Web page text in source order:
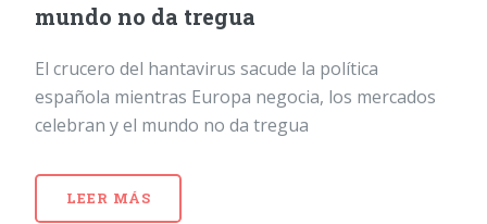
mundo no da tregua
El crucero del hantavirus sacude la política
española mientras Europa negocia, los mercados
celebran y el mundo no da tregua
LEER MÁS